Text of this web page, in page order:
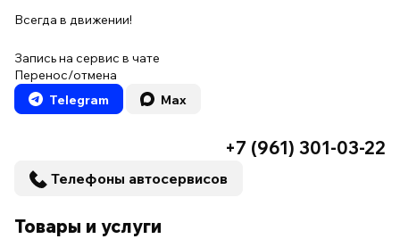
Всегда в движении!
Запись на сервис в чате
Перенос/отмена
Telegram
Max
+7 (961) 301-03-22
Телефоны автосервисов
Товары и услуги